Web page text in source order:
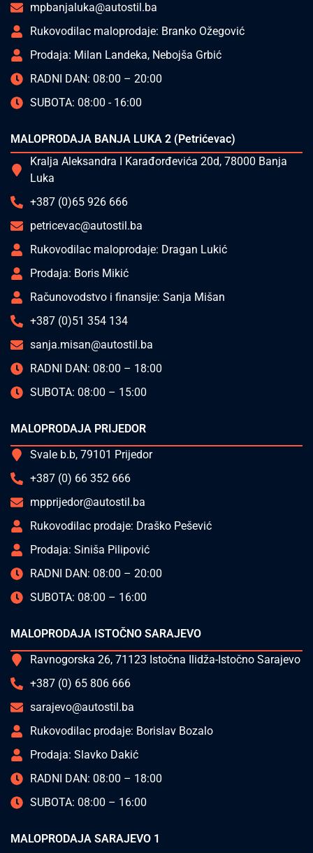
mpbanjaluka@autostil.ba
Rukovodilac maloprodaje: Branko Ožegović
Prodaja: Milan Landeka, Nebojša Grbić
RADNI DAN: 08:00 – 20:00
SUBOTA: 08:00 - 16:00
MALOPRODAJA BANJA LUKA 2 (Petrićevac)
Kralja Aleksandra I Karađorđevića 20d, 78000 Banja
Luka
+387 (0)65 926 666
petricevac@autostil.ba
Rukovodilac maloprodaje: Dragan Lukić
Prodaja: Boris Mikić
Računovodstvo i finansije: Sanja Mišan
+387 (0)51 354 134
sanja.misan@autostil.ba
RADNI DAN: 08:00 – 18:00
SUBOTA: 08:00 – 15:00
MALOPRODAJA PRIJEDOR
Svale b.b, 79101 Prijedor
+387 (0) 66 352 666
mpprijedor@autostil.ba
Rukovodilac prodaje: Draško Pešević
Prodaja: Siniša Pilipović
RADNI DAN: 08:00 – 20:00
SUBOTA: 08:00 – 16:00
MALOPRODAJA ISTOČNO SARAJEVO
Ravnogorska 26, 71123 Istočna Ilidža-Istočno Sarajevo
+387 (0) 65 806 666
sarajevo@autostil.ba
Rukovodilac prodaje: Borislav Bozalo
Prodaja: Slavko Dakić
RADNI DAN: 08:00 – 18:00
SUBOTA: 08:00 – 16:00
MALOPRODAJA SARAJEVO 1